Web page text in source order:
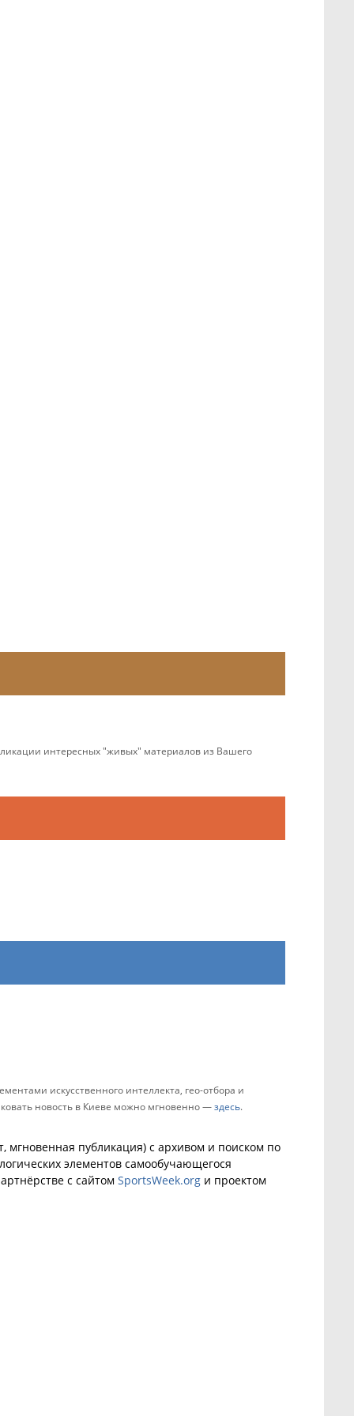
интересных "живых" материалов из Вашего
искусственного интеллекта, гео-отбора и
новость в Киеве можно мгновенно —здесь.
публикация) с архивом и поиском по
элементов самообучающегося
с сайтом SportsWeek.org и проектом